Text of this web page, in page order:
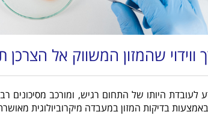
ווידוי שהמזון המשווק אל הצרכן
לעובדת היותו של התחום רגיש, ומורכב מסיכונים
באמצעות בדיקות המזון במעבדה מיקרוביולוגית